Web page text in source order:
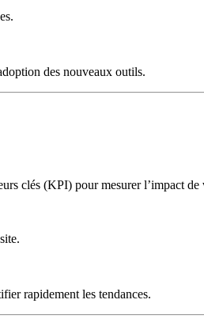
des nouveaux outils.
clés (KPI) pour mesurer l’impact de
rapidement les tendances.